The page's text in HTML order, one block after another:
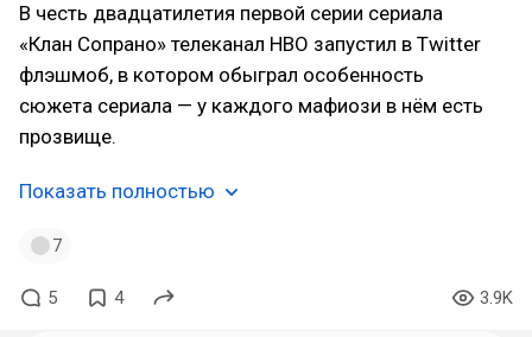
В честь двадцатилетия первой серии сериала
«Клан Сопрано» телеканал HBO запустил в Twitter
флэшмоб, в котором обыграл особенность
сюжета сериала — у каждого мафиози в нём есть
прозвище.
Показать полностью
7
5 4 3.9K